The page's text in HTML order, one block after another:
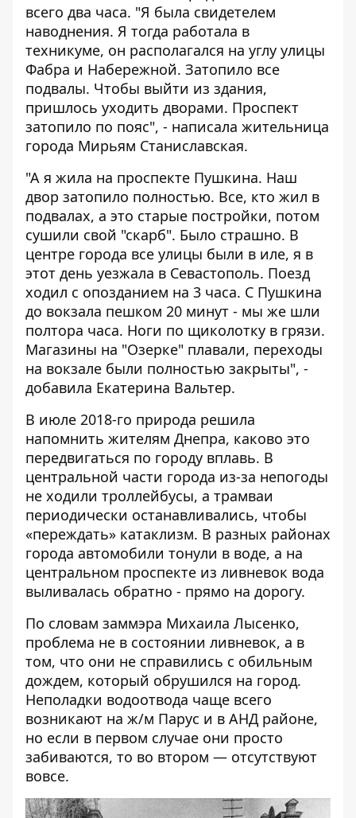
всего два часа. "Я была свидетелем
наводнения. Я тогда работала в
техникуме, он располагался на углу улицы
Фабра и Набережной. Затопило все
подвалы. Чтобы выйти из здания,
пришлось уходить дворами. Проспект
затопило по пояс", - написала жительница
города Мирьям Станиславская.
"А я жила на проспекте Пушкина. Наш
двор затопило полностью. Все, кто жил в
подвалах, а это старые постройки, потом
сушили свой "скарб". Было страшно. В
центре города все улицы были в иле, я в
этот день уезжала в Севастополь. Поезд
ходил с опозданием на 3 часа. С Пушкина
до вокзала пешком 20 минут - мы же шли
полтора часа. Ноги по щиколотку в грязи.
Магазины на "Озерке" плавали, переходы
на вокзале были полностью закрыты", -
добавила Екатерина Вальтер.
В июле 2018-го природа решила
напомнить жителям Днепра, каково это
передвигаться по городу вплавь. В
центральной части города из-за непогоды
не ходили троллейбусы, а трамваи
периодически останавливались, чтобы
«переждать» катаклизм. В разных районах
города автомобили тонули в воде, а на
центральном проспекте из ливневок вода
выливалась обратно - прямо на дорогу.
По словам заммэра Михаила Лысенко,
проблема не в состоянии ливневок, а в
том, что они не справились с обильным
дождем, который обрушился на город.
Неполадки водоотвода чаще всего
возникают на ж/м Парус и в АНД районе,
но если в первом случае они просто
забиваются, то во втором — отсутствуют
вовсе.